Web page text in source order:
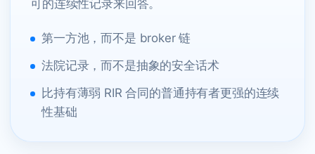
可的连续性记录来回答。
第一方池，而不是 broker 链
法院记录，而不是抽象的安全话术
比持有薄弱 RIR 合同的普通持有者更强的连续
性基础